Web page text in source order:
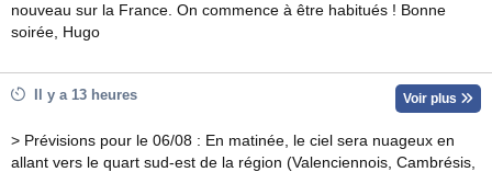
nouveau sur la France. On commence à être habitués ! Bonne
soirée, Hugo
Il y a 13 heures Voir plus
> Prévisions pour le 06/08 : En matinée, le ciel sera nuageux en
allant vers le quart sud-est de la région (Valenciennois, Cambrésis,